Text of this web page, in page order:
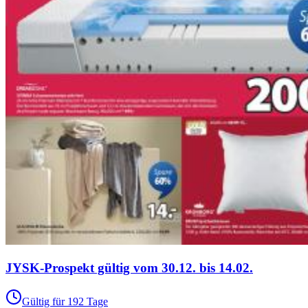
JYSK-Prospekt gültig vom 30.12. bis 14.02.
Gültig für 192 Tage